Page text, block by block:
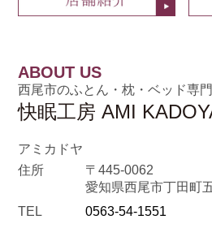
ABOUT US
西尾市のふとん・枕・ベッド専
快眠工房 AMI
アミカドヤ
住所
〒445-0062
愛知県西尾市丁田町
TEL
0563-54-1551